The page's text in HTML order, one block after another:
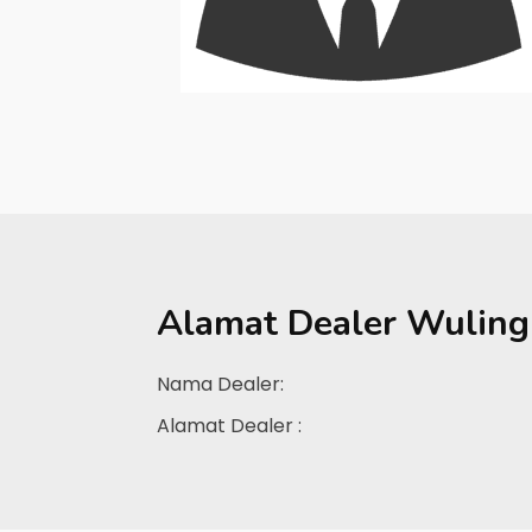
Alamat Dealer
Nama Dealer:
Alamat Dealer :